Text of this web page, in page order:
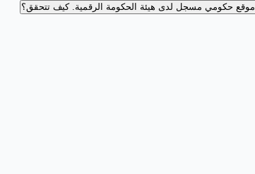
موقع حكومي مسجل لدى هيئة الحكومة الرقمية.كيف تتحقق؟